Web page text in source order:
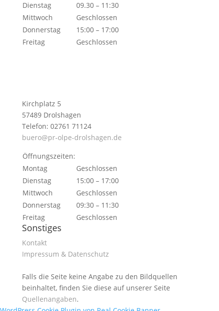
Dienstag
09.30 – 11:30
Mittwoch
Geschlossen
Donnerstag
15:00 – 17:00
Freitag
Geschlossen
Kirchplatz 5
57489 Drolshagen
Telefon: 02761 71124
buero@pr-olpe-drolshagen.de
Öffnungszeiten:
Montag
Geschlossen
Dienstag
15:00 – 17:00
Mittwoch
Geschlossen
Donnerstag
09:30 – 11:30
Freitag
Geschlossen
Sonstiges
Kontakt
Impressum & Datenschutz
Falls die Seite keine Angabe zu den Bildquellen
beinhaltet, finden Sie diese auf unserer Seite
Quellenangaben.